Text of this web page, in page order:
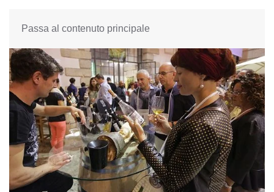
Passa al contenuto principale